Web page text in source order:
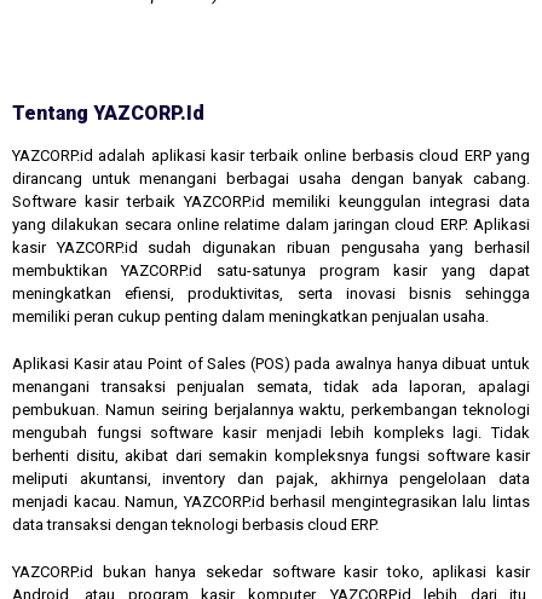
Tentang YAZCORP.id
YAZCORP.id adalah aplikasi kasir terbaik online berbasis cloud ERP yang
dirancang untuk menangani berbagai usaha dengan banyak cabang.
Software kasir terbaik YAZCORP.id memiliki keunggulan integrasi data
yang dilakukan secara online relatime dalam jaringan cloud ERP. Aplikasi
kasir YAZCORP.id sudah digunakan ribuan pengusaha yang berhasil
membuktikan YAZCORP.id satu-satunya program kasir yang dapat
meningkatkan efiensi, produktivitas, serta inovasi bisnis sehingga
memiliki peran cukup penting dalam meningkatkan penjualan usaha.
Aplikasi Kasir atau Point of Sales (POS) pada awalnya hanya dibuat untuk
menangani transaksi penjualan semata, tidak ada laporan, apalagi
pembukuan. Namun seiring berjalannya waktu, perkembangan teknologi
mengubah fungsi software kasir menjadi lebih kompleks lagi. Tidak
berhenti disitu, akibat dari semakin kompleksnya fungsi software kasir
meliputi akuntansi, inventory dan pajak, akhirnya pengelolaan data
menjadi kacau. Namun, YAZCORP.id berhasil mengintegrasikan lalu lintas
data transaksi dengan teknologi berbasis cloud ERP.
YAZCORP.id bukan hanya sekedar software kasir toko, aplikasi kasir
Android, atau program kasir komputer. YAZCORP.id lebih dari itu,